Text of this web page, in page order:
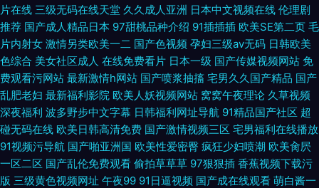
片在线 三级无码在线天堂 久久成人亚洲 日本中文视频在线 伦理剧
推荐 国产成人精品日本 97甜桃品种介绍 91插插插 欧美SE第二页 毛
片内射女 激情另类欧美一二 国产色视频 孕妇三级av无码 日韩欧美
色综合 美女社区成人 在线免费看片 日本一级 国产传媒视频网站 免
费观看污网站 最新激情h网站 国产喷浆抽搐 宅男久久国产精品 国产
乱肥老妇 最新福利影院 欧美人妖视频网站 窝窝午夜理论 久草视频
深夜福利 波多野步中文字幕 日韩福利网址导航 91精品国产社区 超
碰无码在线 欧美日韩高清免费 国产激情视频三区 宅男福利在线播放
91视频污导航 国产啪亚洲国 欧美性爱密臀 疯狂少妇喷潮 欧美肏屄
一区二区 国产乱伦免费观看 偷拍草草草 97狠狠插 香蕉视频下载污
版 三级黄色视频网址 午夜99 91日逼视频 国产成在线观看 萌白酱一